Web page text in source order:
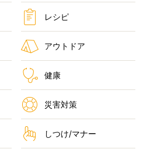
レシピ
アウトドア
健康
災害対策
しつけ/マナー